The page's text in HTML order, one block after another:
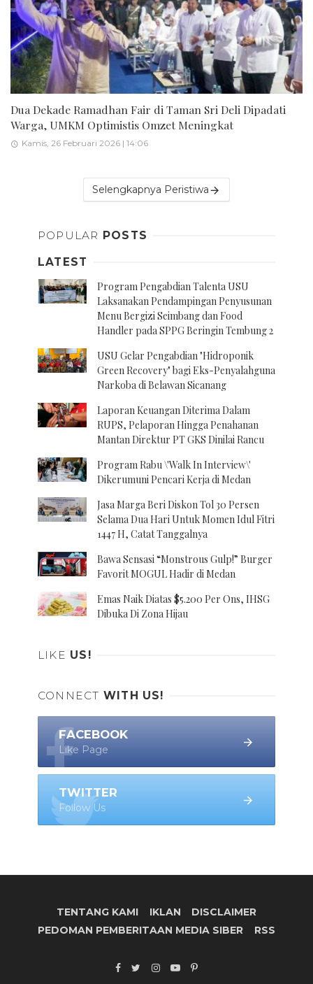
Dua Dekade Ramadhan Fair di Taman Sri Deli Dipadati
Warga, UMKM Optimistis Omzet Meningkat
Kamis, 26 Februari 2026 | 14:06
Selengkapnya Peristiwa
POPULAR POSTS
LATEST
Program Pengabdian Talenta USU
Laksanakan Pendampingan Penyusunan
Menu Bergizi Seimbang dan Food
Handler pada SPPG Beringin Tembung 2
USU Gelar Pengabdian "Hidroponik
Green Recovery" bagi Eks-Penyalahguna
Narkoba di Belawan Sicanang
Laporan Keuangan Diterima Dalam
RUPS, Pelaporan Hingga Penahanan
Mantan Direktur PT GKS Dinilai Rancu
Program Rabu \'Walk In Interview\'
Dikerumuni Pencari Kerja di Medan
Jasa Marga Beri Diskon Tol 30 Persen
Selama Dua Hari Untuk Momen Idul Fitri
1447 H, Catat Tanggalnya
Bawa Sensasi “Monstrous Gulp!” Burger
Favorit MOGUL Hadir di Medan
Emas Naik Diatas $5.200 Per Ons, IHSG
Dibuka Di Zona Hijau
LIKE US!
CONNECT WITH US!
FACEBOOK
Like Page
TWITTER
Follow Us
TENTANG KAMI IKLAN
DISCLAIMER
PEDOMAN PEMBERITAAN MEDIA SIBER
RSS